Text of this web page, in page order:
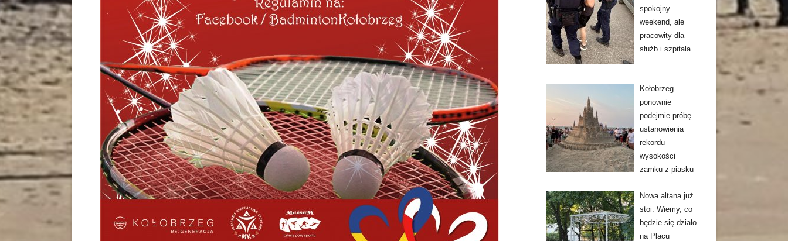
spokojny
weekend, ale
pracowity dla
służb i szpitala
Kołobrzeg
ponownie
podejmie próbę
ustanowienia
rekordu
wysokości
zamku z piasku
Nowa altana już
stoi. Wiemy, co
będzie się działo
na Placu